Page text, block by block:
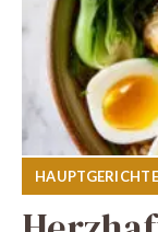
HAUPTGERICHTE